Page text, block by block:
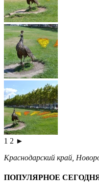
1 2 ►
Краснодарский край
ПОПУЛЯРНОЕ